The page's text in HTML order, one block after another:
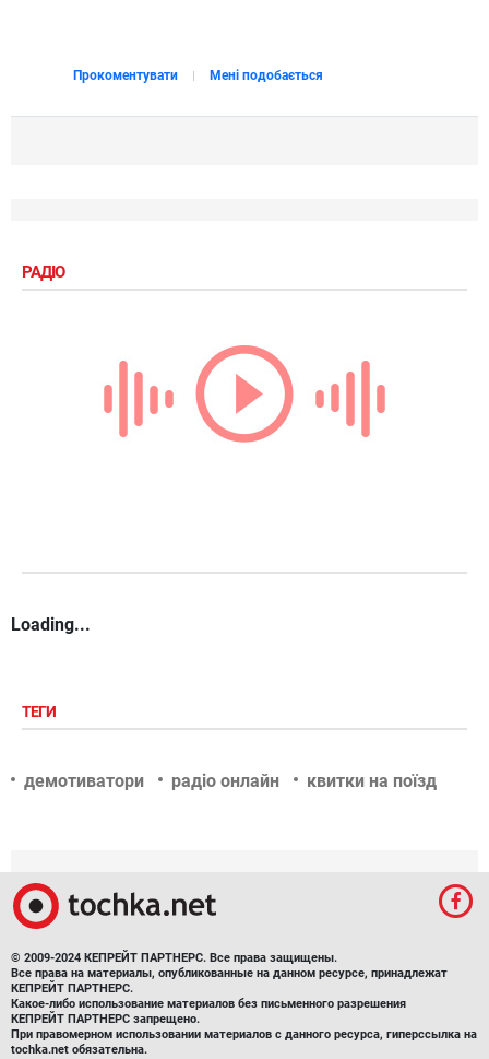
Прокоментувати Мені подобається
РАДІО
Loading...
ТЕГИ
демотиватори радіо онлайн квитки на поїзд
© 2009-2024 КЕПРЕЙТ ПАРТНЕРС. Все права защищены.
Все права на материалы, опубликованные на данном ресурсе, принадлежат
КЕПРЕЙТ ПАРТНЕРС.
Какое-либо использование материалов без письменного разрешения
КЕПРЕЙТ ПАРТНЕРС запрещено.
При правомерном использовании материалов с данного ресурса, гиперссылка на
tochka.net обязательна.